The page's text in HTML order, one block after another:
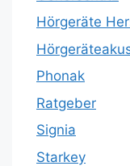
Hörgeräte
Phonak
Ratgeber
Signia
Starkey